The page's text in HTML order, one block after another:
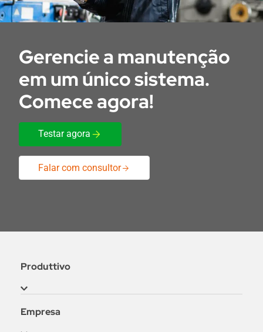
Gerencie a manutenção
em um único sistema.
Comece agora!
Testar agora
Falar com consultor
Produttivo
Aplicativo Android
Empresa